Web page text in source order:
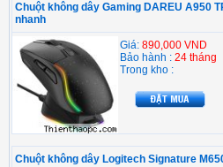
Chuột không dây Gaming DAREU A950
nhanh
Giá: 890,000 VND
Bảo hành : 24 tháng
Trong kho :
Chuột không dây Logitech Signature